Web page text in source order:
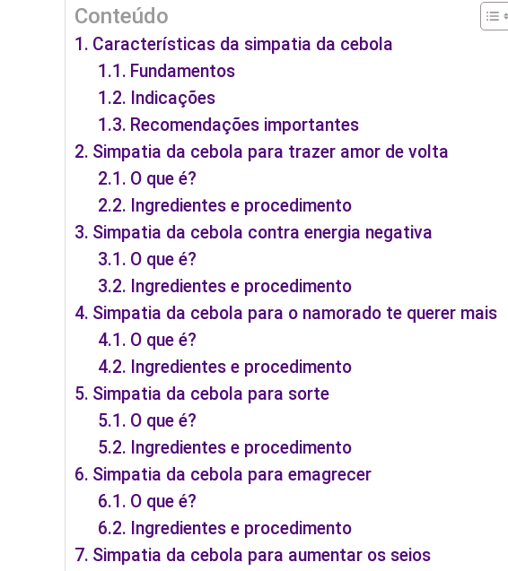
Conteúdo
Características da simpatia da cebola
Fundamentos
Indicações
Recomendações importantes
Simpatia da cebola para trazer amor de volta
O que é?
Ingredientes e procedimento
Simpatia da cebola contra energia negativa
O que é?
Ingredientes e procedimento
Simpatia da cebola para o namorado te querer mais
O que é?
Ingredientes e procedimento
Simpatia da cebola para sorte
O que é?
Ingredientes e procedimento
Simpatia da cebola para emagrecer
O que é?
Ingredientes e procedimento
Simpatia da cebola para aumentar os seios